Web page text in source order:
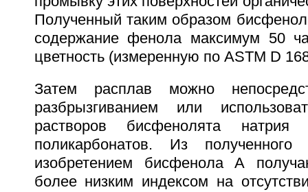
Полученный таким образом
содержание фенола максимум 50
цветность (измеренную по ASTM D
Затем расплав можно
разбрызгиванием или
растворов бисфенолята натрия
поликарбонатов. Из
изобретением бисфенола А
более низким индексом на